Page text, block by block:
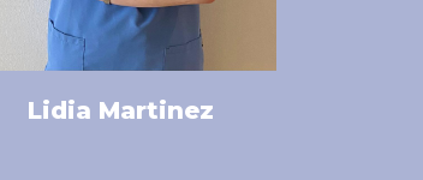
Lidia Martinez